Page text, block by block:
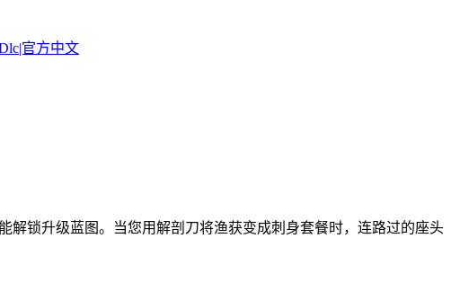
官方中文
锁升级蓝图。当您用解剖刀将渔获变成刺身套餐时，连路过的座头